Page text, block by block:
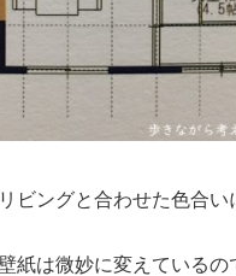
ビングと合わせた色合い
紙は微妙に変えているの